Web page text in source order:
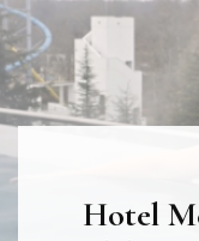
Hotel